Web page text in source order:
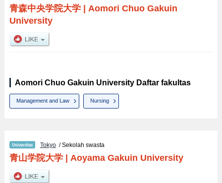
青森中央学院大学| Aomori Chuo Gakuin
University
Aomori Chuo Gakuin University Daftar fakultas
Management and Law Nursing
Tokyo/ Sekolah swasta
青山学院大学| Aoyama Gakuin University